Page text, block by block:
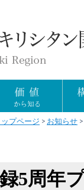
ップページ お知らせ
5周年